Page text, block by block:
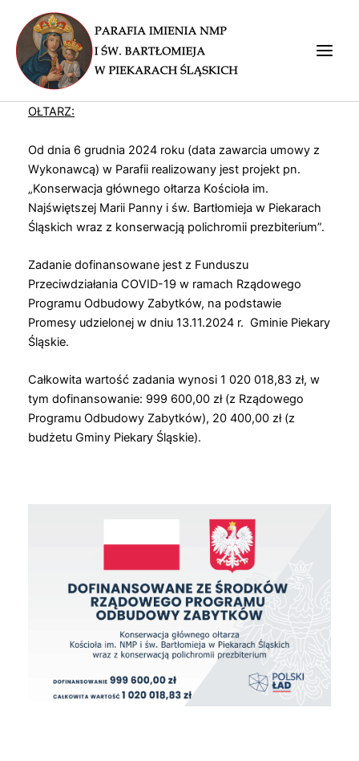
treści
OŁTARZ:
Od dnia 6 grudnia 2024 roku (data zawarcia umowy z
Wykonawcą) w Parafii realizowany jest projekt pn.
„Konserwacja głównego ołtarza Kościoła im.
Najświętszej Marii Panny i św. Bartłomieja w Piekarach
Śląskich wraz z konserwacją polichromii prezbiterium”.
Zadanie dofinansowane jest z Funduszu
Przeciwdziałania COVID-19 w ramach Rządowego
Programu Odbudowy Zabytków, na podstawie
Promesy udzielonej w dniu 13.11.2024 r. Gminie Piekary
Śląskie.
Całkowita wartość zadania wynosi 1 020 018,83 zł, w
tym dofinansowanie: 999 600,00 zł (z Rządowego
Programu Odbudowy Zabytków), 20 400,00 zł (z
budżetu Gminy Piekary Śląskie).